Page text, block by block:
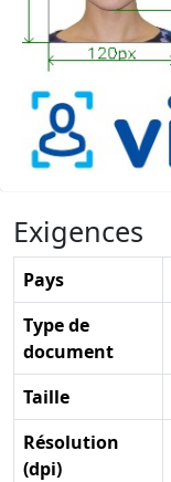
Exigences
Pays
Type de
document
Taille
Résolution
(dpi)